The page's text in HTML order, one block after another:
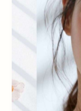
正しい使い方
やさしくなじ
状態を見なが
た使い心地を